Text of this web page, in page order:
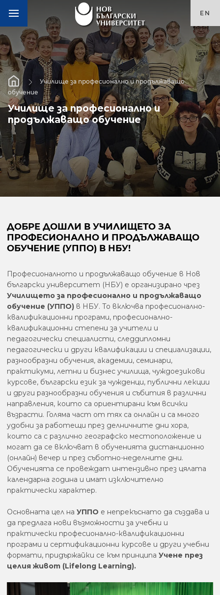
EN
и продължаващо
и
Училище за
обучение
Училище за
продължаващо
ДОБРЕ ДОШЛИ В УЧИЛИЩЕТО ЗА
ПРОФЕСИОНАЛНО И ПРОДЪЛЖАВАЩО
ОБУЧЕНИЕ (УППО) В НБУ!
Професионалното и продължаващо обучение в Нов
български университет (НБУ) е организирано чрез
Училището за професионално и продължаващо
обучение (УППО) в НБУ. То включва професионално-
квалификационни програми, професионално-
квалификационни степени за учители и
педагогически специалисти, следдипломни
педагогически и други квалификации и специализации,
разнообразни обучения, академии, семинари,
практикуми, летни и бизнес училища, чуждоезикови
курсове, български език за чужденци, публични лекции
и други разнообразни обучения и събития в различни
направления, които са ориентирани към всички
възрасти. Голяма част от тях са онлайн и са много
удобни за работещи през делничните дни хора,
които са с различно географско местоположение и
могат да се включват в обученията дистанционно
(онлайн) вечер и през съботно-неделните дни.
Обученията се провеждат интензивно през цялата
календарна година и имат изключително
практически характер.
Основната цел на УППО е непрекъснато да създава и
да предлага нови възможности за учебни и
практически професионално-квалификационни
програми и сертификационни курсове и други учебни
формати, придържайки се към принципа Учене през
целия живот (Lifelong Learning).